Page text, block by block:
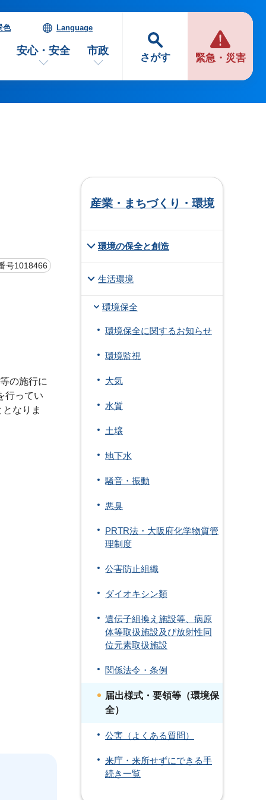
さがす 緊急・災害
色 Language
安心・安全 市政
号1018466
の施行に
行ってい
なりま
産業・まちづくり・環境
環境の保全と創造
生活環境
環境保全
環境保全に関するお知らせ
環境監視
大気
水質
土壌
地下水
騒音・振動
悪臭
PRTR法・大阪府化学物質管
理制度
公害防止組織
ダイオキシン類
遺伝子組換え施設等、病原
体等取扱施設及び放射性同
位元素取扱施設
関係法令・条例
届出様式・要領等（環境保
全）
公害（よくある質問）
来庁・来所せずにできる手
続き一覧